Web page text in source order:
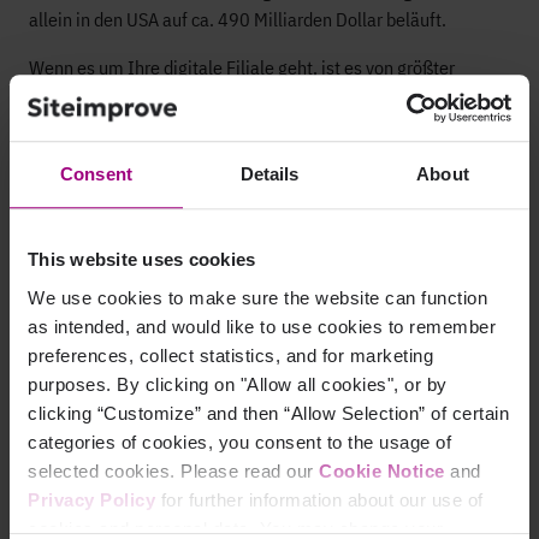
Consent Details About
This website uses cookies
We use cookies to make sure the website can function
as intended, and would like to use cookies to remember
preferences, collect statistics, and for marketing
purposes. By clicking on "Allow all cookies", or by
clicking “Customize” and then “Allow Selection” of certain
categories of cookies, you consent to the usage of
selected cookies. Please read our Cookie Notice and
Privacy Policy for further information about our use of
cookies and personal data. You may change your
allein in den USA auf ca. 490 Milliarden Dollar beläuft.
Wenn es um Ihre digitale Filiale geht, ist es von größter
Wichtigkeit, all Ihren Kunden ein barrierefreies Erlebnis zu
bieten. Siteimprove schlüsselt komplexe WCAG-Standards der
überschaubare Aufgaben auf, die nach Schwierigkeit,
Konformitätsstufe und Schwere organisiert sind. So können
Kunden verstehen, um für ein
persönliches Erlebnis zu
sorgen
Sobald Sie eine Website haben, die für alle Besucher
zugänglich ist, können Sie damit beginnen, diese Besucher
kennenzulernen, so wie Sie es auch in einer physischen Filiale